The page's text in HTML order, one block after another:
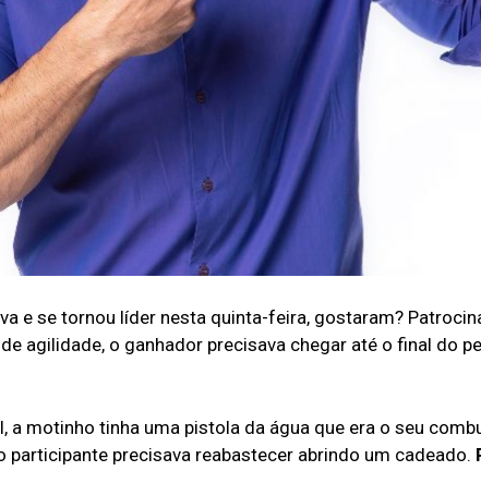
e se tornou líder nesta quinta-feira, gostaram?
de agilidade, o ganhador precisava chegar até o final do
a motinho tinha uma pistola da água que era o seu
participante precisava reabastecer abrindo um cadeado.